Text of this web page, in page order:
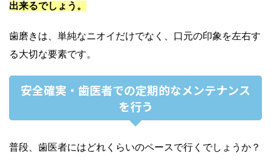
出来るでしょう。
歯磨きは、単純なニオイだけでなく、口元の印象を左右す
る大切な要素です。
安全確実・歯医者での定期的なメンテナンス
を行う
普段、歯医者にはどれくらいのペースで行くでしょうか？